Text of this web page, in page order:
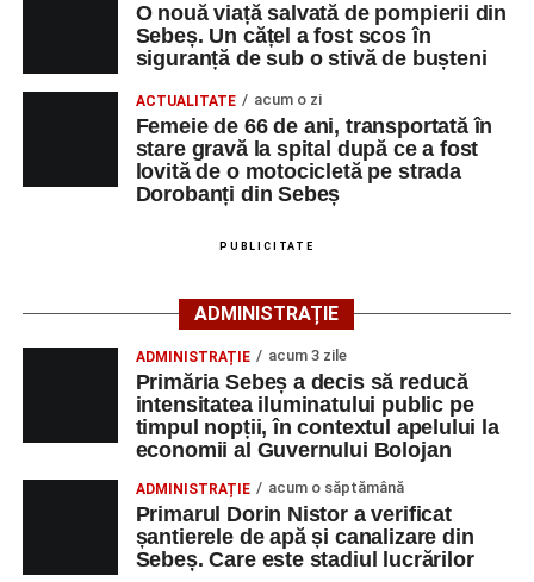
La fața locului s-au deplasat polițiștii rutieri, care au
stabilit că un bărbat de 53 de ani, din Sebeș, conducea o
motocicletă pe direcția Daia Română – Sebeș. Acesta ar
fi surprins și accidentat o femeie de 66 de ani, din Sebeș,
care traversa strada printr-un loc nepermis.
În urma impactului, femeia a suferit leziuni corporale
Motociclistul a fost testat cu aparatul etilotest, rezultatul
Polițiștii continuă cercetările pentru stabilirea tuturor
împrejurărilor în care s-a produs accidentul, în cadrul unui
dosar penal întocmit pentru săvârșirea infracțiunii de
vătămare corporală din culpă.
O nouă viață salvată de pompierii din
Sebeș. Un cățel a fost scos în
siguranță de sub o stivă de bușteni
ACTUALITATE acum o zi
Femeie de 66 de ani, transportată în
stare gravă la spital după ce a fost
lovită de o motocicletă pe strada
Dorobanți din Sebeș
PUBLICITATE
ADMINISTRAȚIE
ADMINISTRAȚIE acum 3 zile
Primăria Sebeș a decis să reducă
intensitatea iluminatului public pe
timpul nopții, în contextul apelului la
economii al Guvernului Bolojan
ADMINISTRAȚIE acum o săptămână
Primarul Dorin Nistor a verificat
șantierele de apă și canalizare din
Sebeș. Care este stadiul lucrărilor